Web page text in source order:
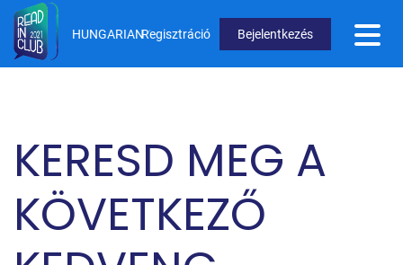
Ugrás
tartalomra
HUNGARIAN
User
logged
in
Regisztráció Bejelentkezés
KERESD MEG A
KÖVETKEZŐ